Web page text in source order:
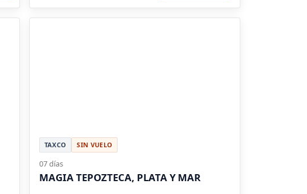
TAXCO SIN VUELO
07 días
MAGIA TEPOZTECA, PLATA Y MAR